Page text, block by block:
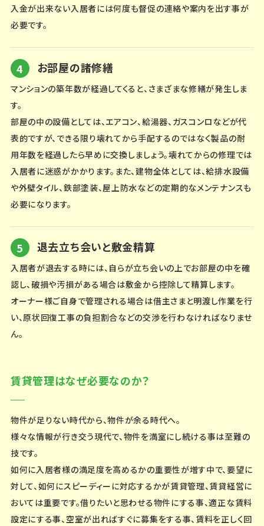
入金が出来ない入居者には何度も督促の連絡や案内を出す事が
必要です。
お部屋の諸修繕
マンションの築年数が経過してくると、さまざまな修繕が発生しま
す。
部屋の中の設備としては、エアコン、給湯器、ガスコンロなどが代
表的ですが、できる限り壊れてから手配するのではなく製品の耐
用年数を経過したら早めに交換しましょう。壊れてからの修理では
入居者に迷惑がかかります。また、建物全体としては、給排水設備
や外壁タイル、鉄部塗装、屋上防水などの定期的なメンテナンスも
必要になります。
退去立ち会いと敷金精算
入居者が退去する時には、自らが立ち会いの上でお部屋の中を確
認し、破損や汚損がある場合は敷金から控除して精算します。
オーナー様ご自身で管理される場合は借主さまと明渡し作業を行
い、原状回復工事の負担割合などの交渉を行わなければなりませ
ん。
賃貸管理はなぜ必要なのか？
物件が足りない時代から、物件が余る時代へ。
様々な情報が行き交う現代で、物件を満室にし続ける事は至難の
技です。
如何に入居者様の満足度を高めるかの重要性が増す中で、要望に
対して、如何にスピーディーに対応するかが賃貸管理、賃貸経営に
おいては重要です。借りたいと思わせる物件にする事、適正な賃料
設定にする事、空室が出ればすぐに募集をする事、賃料を正しく回